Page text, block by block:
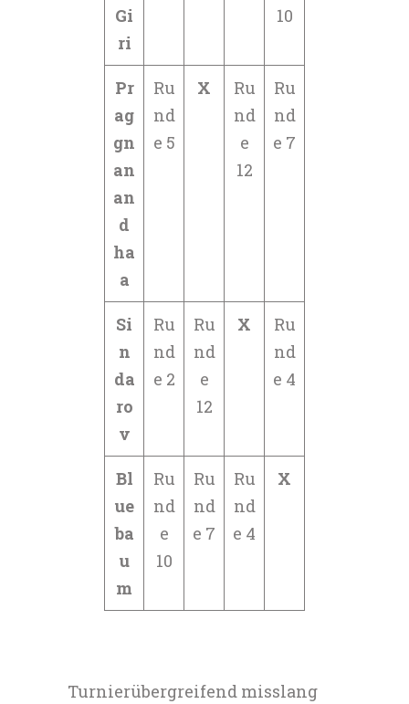
Gi
ri
10
Pr
ag
gn
an
an
d
ha
a
Ru
nd
e 5
X
Ru
nd
e
12
Ru
nd
e 7
Si
n
da
ro
v
Ru
nd
e 2
Ru
nd
e
12
X
Ru
nd
e 4
Bl
ue
ba
u
m
Ru
nd
e
10
Ru
nd
e 7
Ru
nd
e 4
X
Turnierübergreifend misslang